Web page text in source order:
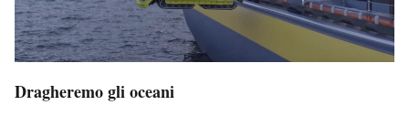
Dragheremo gli oceani